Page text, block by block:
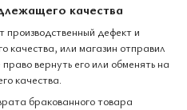
качества
дефект и
качества, или магазин отправил
вернуть его или обменять на
качества.
бракованного товара